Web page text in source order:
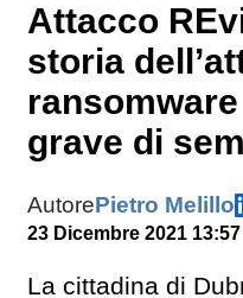
Attacco
storia
grave di
AutorePietro Melillo
23 Dicembre 2021 13:57
La cittadina di